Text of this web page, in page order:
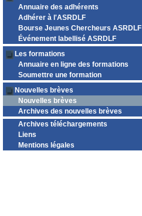
Annuaire des adhérents
Adhérer à l'ASRDLF
Bourse Jeunes Chercheurs ASRDLF
Événement labellisé ASRDLF
Les formations
Annuaire en ligne des formations
Soumettre une formation
Nouvelles brèves
Nouvelles brèves
Archives des nouvelles brèves
Archives téléchargements
Liens
Mentions légales